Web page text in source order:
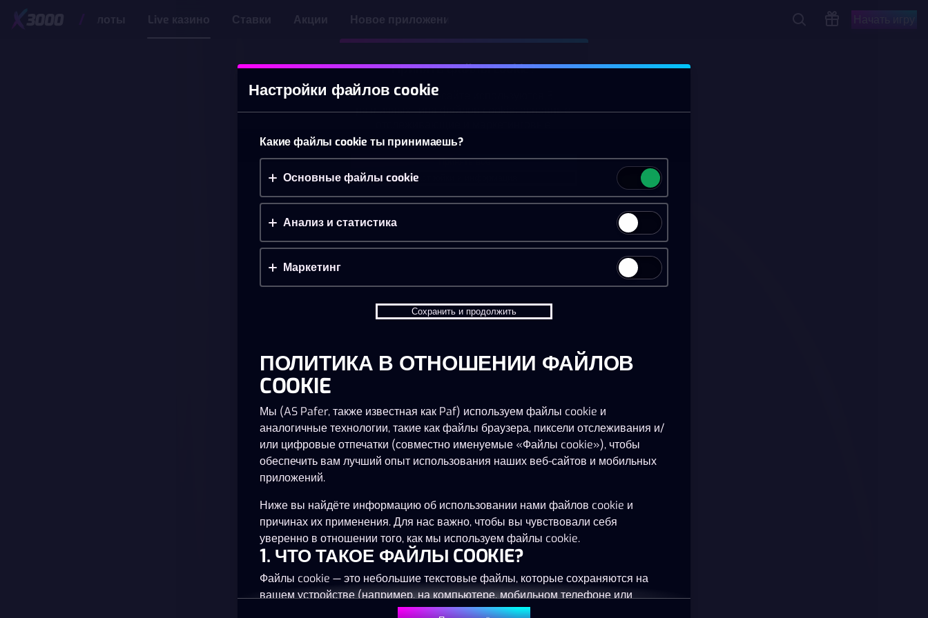
Слоты Live казино Ставки Акции Новое приложение Начать игру
Эта игра запускается как демо-версия.
Начать игру
Принять файлы cookie?
На этом веб-сайте используются 3
различных типа файлов cookie: основные,
Принять всё
Настройки и информация
Настройки файлов cookie
Какие файлы cookie ты принимаешь?
Основные файлы cookie
Анализ и статистика
Маркетинг
Сохранить и продолжить
ПОЛИТИКА В ОТНОШЕНИИ ФАЙЛОВ
COOKIE
Мы (AS Pafer, также известная как Paf) используем файлы cookie и
аналогичные технологии, такие как файлы браузера, пиксели отслеживания и/
или цифровые отпечатки (совместно именуемые «Файлы cookie»), чтобы
обеспечить вам лучший опыт использования наших веб-сайтов и мобильных
приложений.
Ниже вы найдёте информацию об использовании нами файлов cookie и
причинах их применения. Для нас важно, чтобы вы чувствовали себя
уверенно в отношении того, как мы используем файлы cookie.
1. ЧТО ТАКОЕ ФАЙЛЫ COOKIE?
Файлы cookie — это небольшие текстовые файлы, которые сохраняются на
вашем устройстве (например, на компьютере, мобильном телефоне или
планшете) при посещении наших веб-сайтов. Размещение файлов cookie